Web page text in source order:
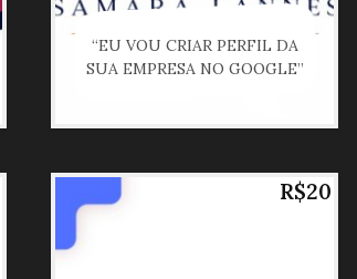
“EU VOU CRIAR PERFIL DA
SUA EMPRESA NO GOOGLE”
R$20